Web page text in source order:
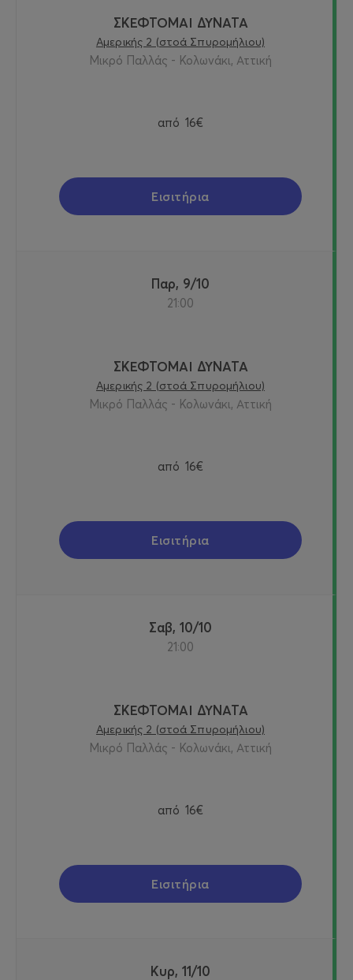
ΣΚΕΦΤΟΜΑΙ ΔΥΝΑΤΑ
Αμερικής 2 (στοά Σπυρομήλιου)
Μικρό Παλλάς - Κολωνάκι, Αττική
από 16€
Εισιτήρια
Παρ, 9/10
21:00
ΣΚΕΦΤΟΜΑΙ ΔΥΝΑΤΑ
Αμερικής 2 (στοά Σπυρομήλιου)
Μικρό Παλλάς - Κολωνάκι, Αττική
από 16€
Εισιτήρια
Σαβ, 10/10
21:00
ΣΚΕΦΤΟΜΑΙ ΔΥΝΑΤΑ
Αμερικής 2 (στοά Σπυρομήλιου)
Μικρό Παλλάς - Κολωνάκι, Αττική
από 16€
Εισιτήρια
Κυρ, 11/10